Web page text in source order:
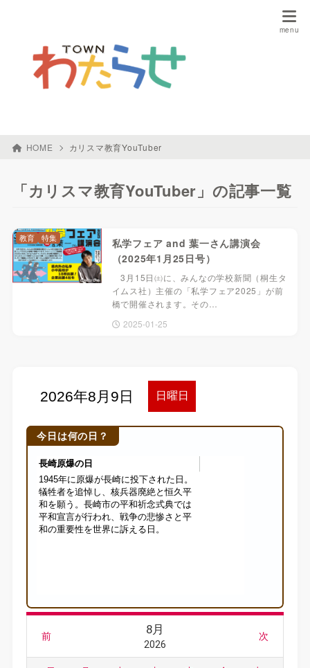
HOME カリスマ教育YouTuber
「カリスマ教育YouTuber」の記事一覧
私学フェア and 葉一さん講演会
（2025年1月25日号）
3月15日㈯に、みんなの学校新聞（桐生タ
イムス社）主催の「私学フェア2025」が前
橋で開催されます。その…
2025-01-25
教育 特集
今日は何の日？